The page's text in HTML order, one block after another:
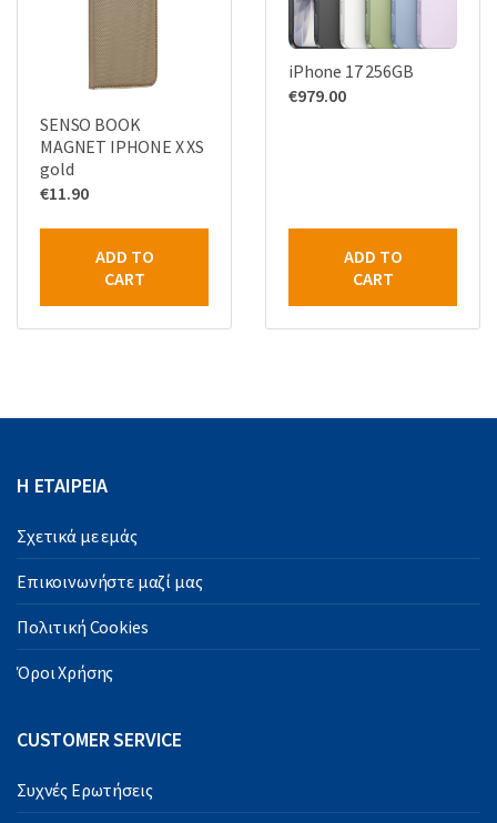
SENSO BOOK
MAGNET IPHONE X XS
gold
€11.90
ADD TO
CART
iPhone 17 256GB
€979.00
ADD TO
CART
Η ΕΤΑΙΡΕΙΑ
Σχετικά με εμάς
Επικοινωνήστε μαζί μας
Πολιτική Cookies
Όροι Χρήσης
CUSTOMER SERVICE
Συχνές Ερωτήσεις